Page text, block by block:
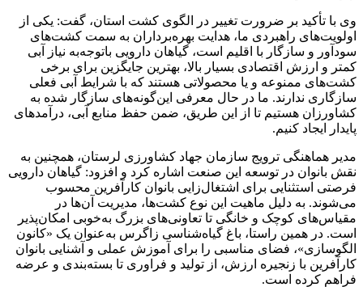
وی با تأکید بر ضرورت تغییر در الگوی کشت استان، گفت: یکی از
اولویت‌های راهبردی ما، هدایت بهره‌برداران به سمت کشت‌های
سودآور و سازگار با اقلیم است، گیاهان دارویی باتوجه‌به نیاز آبی
کمتر و ارزش اقتصادی بسیار بالا، بهترین جایگزین برای برخی
کشت‌های ممنوعه و یا محصولاتی هستند که با شرایط آبی فعلی
سازگاری ندارند. ما در حال معرفی این‌گونه‌های سازگار شده به
کشاورزان هستیم تا از این طریق، ضمن حفظ منابع آبی، درآمدهای
پایدار ایجاد کنیم.
مدیر هماهنگی ترویج سازمان جهاد کشاورزی لرستان، همچنین به
نقش بانوان در توسعه این صنعت اشاره کرد و افزود: گیاهان دارویی
فرصتی استثنایی برای اشتغال‌زایی بانوان کارآفرین محسوب
می‌شوند. به دلیل ماهیت این نوع کشت‌ها، مدیریت آن‌ها در
مقیاس‌های کوچک و خانگی تا تعاونی‌های بزرگ به‌خوبی امکان‌پذیر
است. در همین راستا، باغ گیاه‌شناسی زاگرس به‌عنوان یک «کانون
الگوسازی»، فضای مناسبی را برای آموزش عملی و آشنایی بانوان
کارآفرین با زنجیره ارزش، از تولید و فراوری تا بسته‌بندی و عرضه
فراهم کرده است.